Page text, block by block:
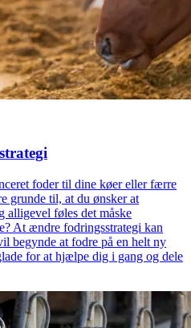
foder til dine køer eller færre
grunde til, at du ønsker at
alligevel føles det måske
At ændre fodringsstrategi kan
begynde at fodre på en helt ny
for at hjælpe dig i gang og dele